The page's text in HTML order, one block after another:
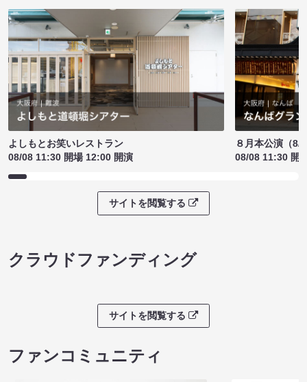
よしもとお笑いレストラン
08/08 11:30 開場 12:00 開演
８月本公演（8/
08/08 11:30 開
サイトを閲覧する
クラウドファンディング
サイトを閲覧する
ファンコミュニティ